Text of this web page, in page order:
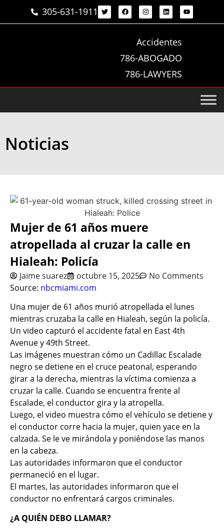
305-631-1911
Accidentes
786-ABOGADO
786-LAWYERS
Noticias
Mujer de 61 años muere
atropellada al cruzar la calle en
Hialeah: Policía
Jaime suarez octubre 15, 2025
No Comments
Source: nbcmiami.com
Una mujer de 61 años murió atropellada el lunes
mientras cruzaba la calle en Hialeah, según la policía.
Un video capturó el accidente fatal en East 4th
Avenue y 49th Street.
Las imágenes muestran cómo un Cadillac Escalade
negro se detiene en el cruce peatonal, esperando
girar a la derecha, mientras la víctima comienza a
cruzar la calle. Cuando se encuentra frente al
Escalade, el conductor gira y la atropella.
Luego, el video muestra cómo el vehículo se detiene y
el conductor corre hacia la mujer, quien yace en la
calzada. Se le ve mirándola y poniéndose las manos
en la cabeza.
Las autoridades informaron que el conductor
permaneció en el lugar.
El martes, las autoridades informaron que el
conductor no enfrentará cargos criminales.
¿A QUIÉN DEBO LLAMAR?